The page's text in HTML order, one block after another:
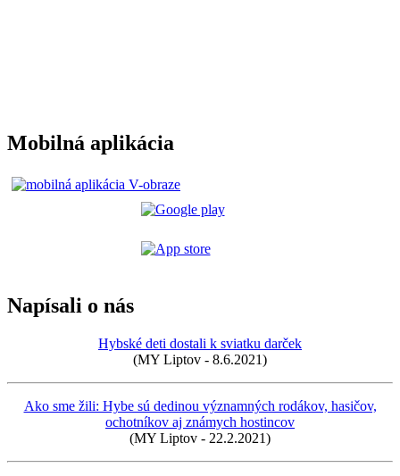
Mobilná aplikácia
Napísali o nás
Hybské deti dostali k sviatku darček
(MY Liptov - 8.6.2021)
Ako sme žili: Hybe sú dedinou významných rodákov, hasičov,
ochotníkov aj známych hostincov
(MY Liptov - 22.2.2021)